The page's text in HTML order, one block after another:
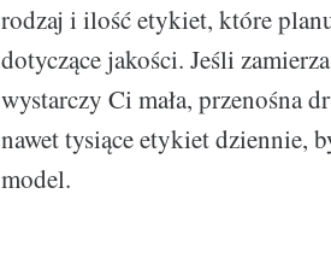
rodzaj i ilość etykiet, które
dotyczące jakości. Jeśli
wystarczy Ci mała, przenośna
nawet tysiące etykiet dziennie,
model.